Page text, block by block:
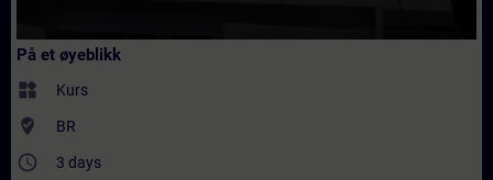
På et øyeblikk
widgets Kurs
where_to_vote BR
access_time 3 days